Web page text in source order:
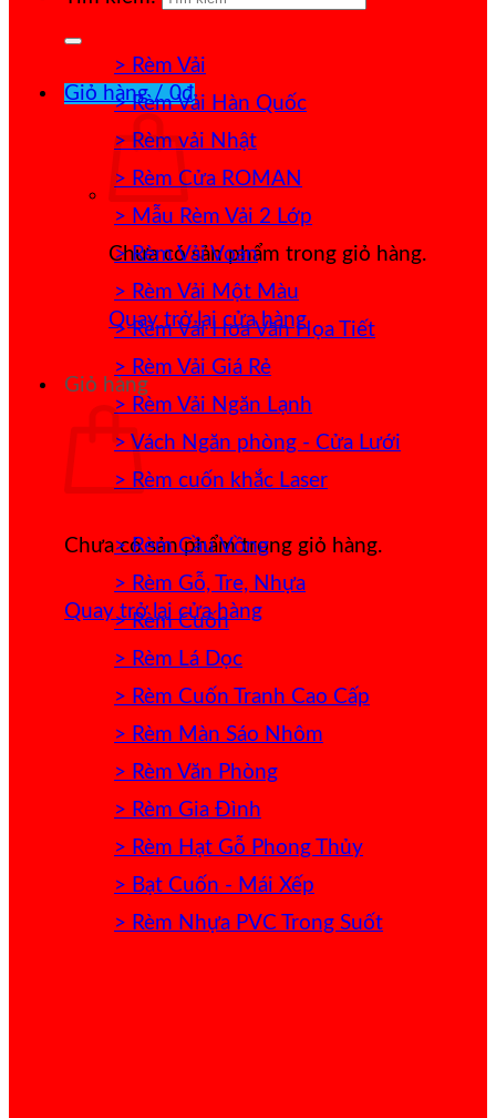
Giỏ hàng /0₫
Chưa có sản phẩm trong giỏ hàng.
Quay trở lại cửa hàng
Giỏ hàng
Chưa có sản phẩm trong giỏ hàng.
Quay trở lại cửa hàng
> Rèm Vải
> Rèm Vải Hàn Quốc
> Rèm vải Nhật
> Rèm Cửa ROMAN
> Mẫu Rèm Vải 2 Lớp
> Rèm Vải Voan
> Rèm Vải Một Màu
> Rèm Vải Hoa Văn Họa Tiết
> Rèm Vải Giá Rẻ
> Rèm Vải Ngăn Lạnh
> Vách Ngăn phòng - Cửa Lưới
> Rèm cuốn khắc Laser
> Rèm Cầu Vồng
> Rèm Gỗ, Tre, Nhựa
> Rèm Cuốn
> Rèm Lá Dọc
> Rèm Cuốn Tranh Cao Cấp
> Rèm Màn Sáo Nhôm
> Rèm Văn Phòng
> Rèm Gia Đình
> Rèm Hạt Gỗ Phong Thủy
> Bạt Cuốn - Mái Xếp
> Rèm Nhựa PVC Trong Suốt